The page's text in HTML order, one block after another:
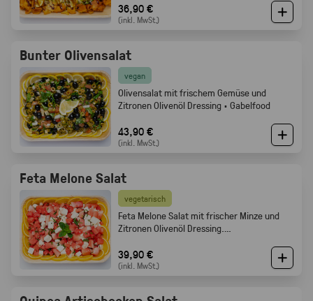
Mezze oder Buffet Beilage · Gabelfood
36,90 €
(inkl. MwSt.)
Bunter Olivensalat
vegan
Olivensalat mit frischem Gemüse und
Zitronen Olivenöl Dressing · Gabelfood
43,90 €
(inkl. MwSt.)
Feta Melone Salat
vegetarisch
Feta Melone Salat mit frischer Minze und
Zitronen Olivenöl Dressing.
Beilage · Gabelfood
39,90 €
(inkl. MwSt.)